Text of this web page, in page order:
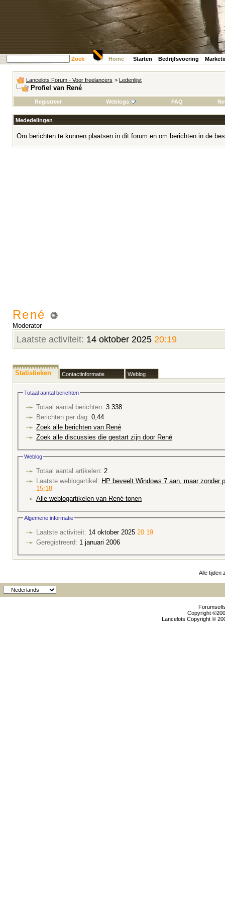
Zoek Home Starten Bedrijfsvoering
Lancelots Forum - Voor freelancers > Ledenlijst
Profiel van René
Registreer Weblogs FAQ
Mededelingen
Om berichten te kunnen plaatsen in dit forum en om berichten in de
René
Moderator
Laatste activiteit: 14 oktober 2025 20:19
Statistieken Contactinformatie Weblog
Totaal aantal berichten
Totaal aantal berichten: 3.338
Berichten per dag: 0,44
Zoek alle berichten van René
Zoek alle discussies die gestart zijn door René
Weblog
Totaal aantal artikelen: 2
Laatste weblogartikel : HP beveelt Windows 7 aan, maar zonder
15:18
Alle weblogartikelen van René tonen
Algemene informatie
Laatste activiteit: 14 oktober 2025 20:19
Geregistreerd: 1 januari 2006
Alle tijden
Copyright
Lancelots Copyright ©